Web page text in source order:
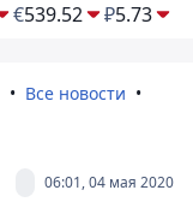
€539.52 ₽5.73
Все новости
06:01, 04 мая 2020